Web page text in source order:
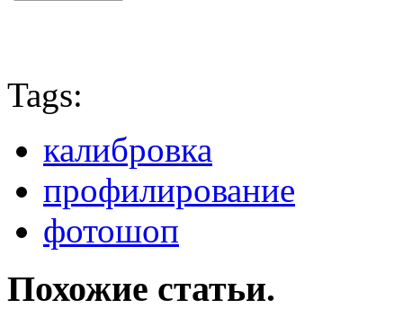
Tags:
калибровка
профилирование
фотошоп
Похожие статьи.